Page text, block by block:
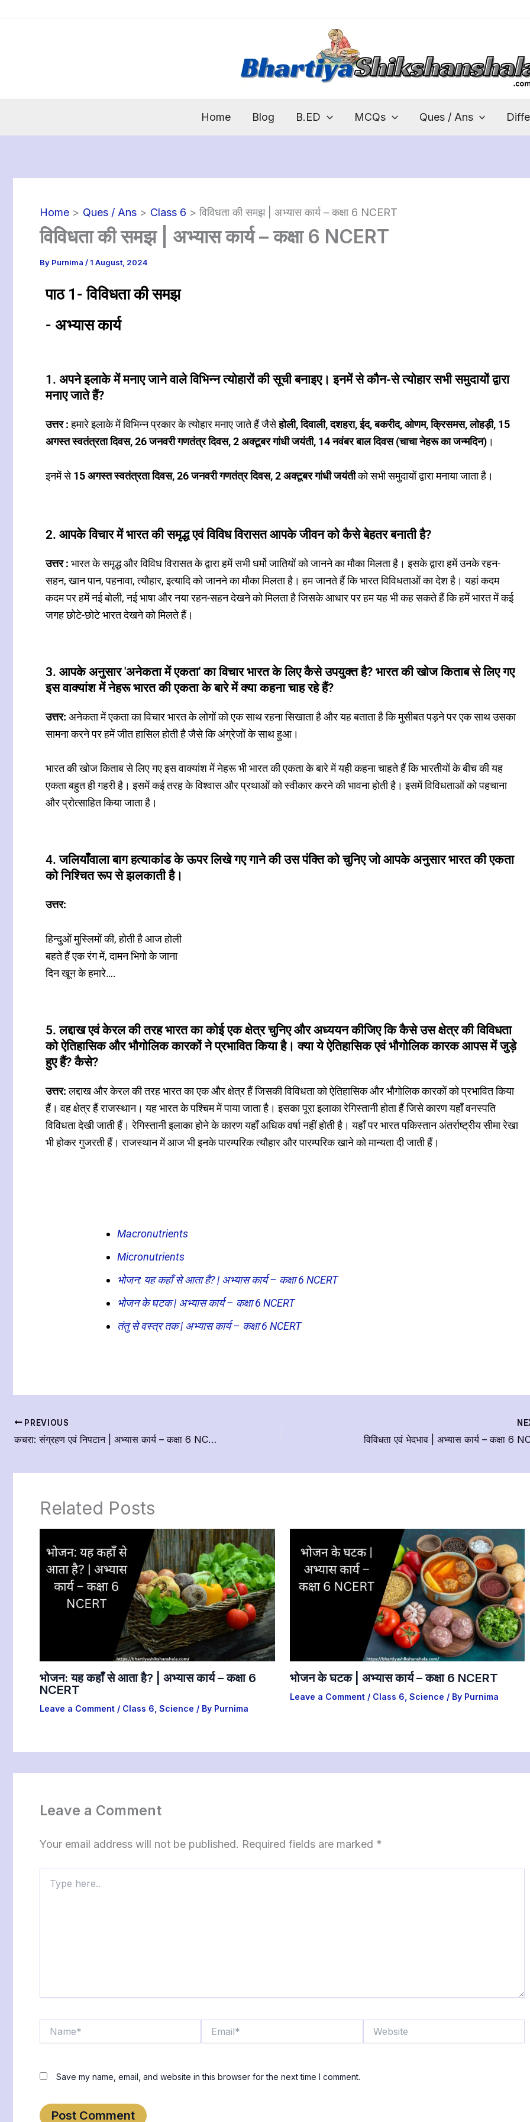
Home Blog B.ED MCQs Ques / Ans
Home Ques / Ans Class 6 विविधता की समझ | अभ्यास कार्य – कक्षा 6 NCERT
विविधता की समझ | अभ्यास कार्य – कक्षा 6 NCERT
By Purnima /1 August, 2024
पाठ 1- विविधता की समझ
- अभ्यास कार्य
1. अपने इलाके में मनाए जाने वाले विभिन्न त्योहारों की सूची बनाइए। इनमें से कौन-से त्योहार सभी समुदायों द्वारा
मनाए जाते हैं?
उत्तर : हमारे इलाके में विभिन्न प्रकार के त्योहार मनाए जाते हैं जैसेहोली, दिवाली, दशहरा, ईद, बकरीद, ओणम, क्रिसमस, लोहड़ी, 15
अगस्त स्वतंत्रता दिवस, 26 जनवरी गणतंत्र दिवस, 2 अक्टूबर गांधी जयंती, 14 नवंबर बाल दिवस (चाचा नेहरू का जन्मदिन) ।
इनमें से15 अगस्त स्वतंत्रता दिवस, 26 जनवरी गणतंत्र दिवस, 2 अक्टूबर गांधी जयंतीको सभी समुदायों द्वारा मनाया जाता है।
2. आपके विचार में भारत की समृद्ध एवं विविध विरासत आपके जीवन को कैसे बेहतर बनाती है?
उत्तर : भारत के समृद्ध और विविध विरासत के द्वारा हमें सभी धर्मो जातियों को जानने का मौका मिलता है। इसके द्वारा हमें उनके रहन-
सहन, खान पान, पहनावा, त्यौहार, इत्यादि को जानने का मौका मिलता है। हम जानते हैं कि भारत विविधताओं का देश है। यहां कदम
कदम पर हमें नई बोली, नई भाषा और नया रहन-सहन देखने को मिलता है जिसके आधार पर हम यह भी कह सकते हैं कि हमें भारत में कई
जगह छोटे-छोटे भारत देखने को मिलते हैं।
3. आपके अनुसार 'अनेकता में एकता' का विचार भारत के लिए कैसे उपयुक्त है? भारत की खोज किताब से लिए गए
इस वाक्यांश में नेहरू भारत की एकता के बारे में क्या कहना चाह रहे हैं?
उत्तर: अनेकता में एकता का विचार भारत के लोगों को एक साथ रहना सिखाता है और यह बताता है कि मुसीबत पड़ने पर एक साथ उसका
सामना करने पर हमें जीत हासिल होती है जैसे कि अंग्रेजों के साथ हुआ।
भारत की खोज किताब से लिए गए इस वाक्यांश में नेहरू भी भारत की एकता के बारे में यही कहना चाहते हैं कि भारतीयों के बीच की यह
एकता बहुत ही गहरी है। इसमें कई तरह के विश्वास और प्रथाओं को स्वीकार करने की भावना होती है। इसमें विविधताओं को पहचाना
और प्रोत्साहित किया जाता है।
4. जलियाँवाला बाग हत्याकांड के ऊपर लिखे गए गाने की उस पंक्ति को चुनिए जो आपके अनुसार भारत की एकता
को निश्चित रूप से झलकाती है।
उत्तर:
हिन्दुओं मुस्लिमों की, होती है आज होली
बहते हैं एक रंग में, दामन भिगो के जाना
दिन खून के हमारे….
5. लद्दाख एवं केरल की तरह भारत का कोई एक क्षेत्र चुनिए और अध्ययन कीजिए कि कैसे उस क्षेत्र की विविधता
को ऐतिहासिक और भौगोलिक कारकों ने प्रभावित किया है। क्या ये ऐतिहासिक एवं भौगोलिक कारक आपस में जुड़े
हुए हैं? कैसे?
उत्तर:लद्दाख और केरल की तरह भारत का एक और क्षेत्र हैं जिसकी विविधता को ऐतिहासिक और भौगोलिक कारकों को प्रभावित किया
हैं। वह क्षेत्र हैं राजस्थान। यह भारत के पश्चिम में पाया जाता है। इसका पूरा इलाका रेगिस्तानी होता हैं जिसे कारण यहाँ वनस्पति
विविधता देखी जाती हैं। रेगिस्तानी इलाका होने के कारण यहाँ अधिक वर्षा नहीं होती है। यहाँ पर भारत पकिस्तान अंतर्राष्ट्रीय सीमा रेखा
भी होकर गुजरती हैं। राजस्थान में आज भी इनके पारम्परिक त्यौहार और पारम्परिक खाने को मान्यता दी जाती हैं।
Macronutrients
Micronutrients
भोजन: यह कहाँ से आता है? | अभ्यास कार्य – कक्षा 6 NCERT
भोजन के घटक | अभ्यास कार्य – कक्षा 6 NCERT
तंतु से वस्त्र तक | अभ्यास कार्य – कक्षा 6 NCERT
PREVIOUS
कचरा: संग्रहण एवं निपटान | अभ्यास कार्य – कक्षा 6 NCERT विविधता एवं भेदभाव | अभ्यास कार्य – कक्षा 6
Related Posts
भोजन: यह कहाँ से आता है? | अभ्यास कार्य – कक्षा 6
NCERT
Leave a Comment / Class 6 Science / By Purnima
भोजन के घटक | अभ्यास कार्य – कक्षा 6 NCERT
Leave a Comment / Class 6 Science / By Purnima
Leave a Comment
Your email address will not be published. Required fields are marked *
here..
Save my name, email, and website in this browser for the next time I comment.